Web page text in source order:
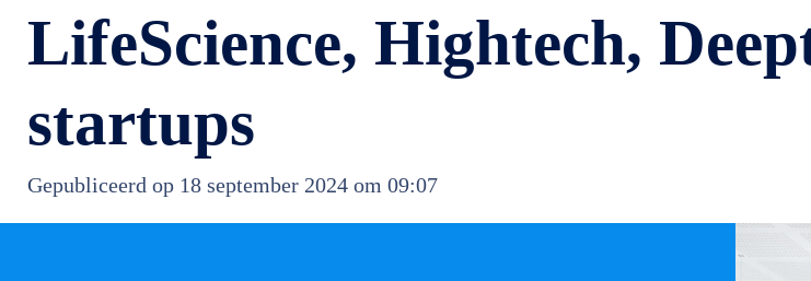
LifeScience, Hightech,
startups
Gepubliceerd op 18 september 2024 om 09:07